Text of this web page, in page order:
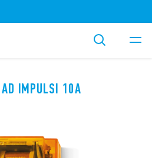
IMPULSI 10A